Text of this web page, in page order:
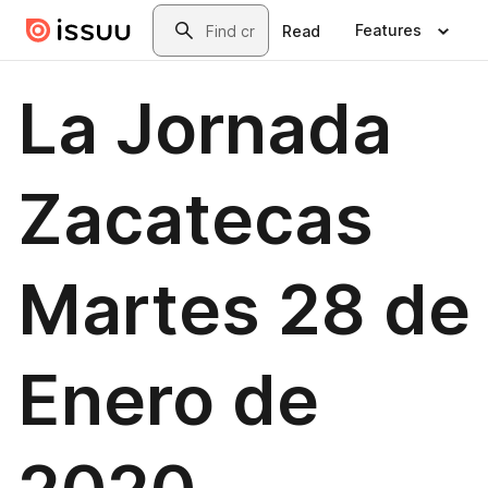
Skip to main contentSearch
Read Features
La Jornada
Zacatecas
Martes 28 de
Enero de